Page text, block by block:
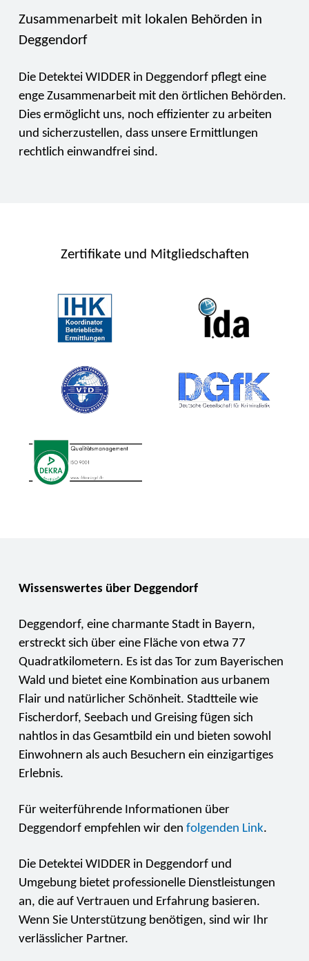
Zusammenarbeit mit lokalen Behörden in
Deggendorf
Die Detektei WIDDER in Deggendorf pflegt eine
enge Zusammenarbeit mit den örtlichen Behörden.
Dies ermöglicht uns, noch effizienter zu arbeiten
und sicherzustellen, dass unsere Ermittlungen
rechtlich einwandfrei sind.
Zertifikate und Mitgliedschaften
Wissenswertes über Deggendorf
Deggendorf, eine charmante Stadt in Bayern,
erstreckt sich über eine Fläche von etwa 77
Quadratkilometern. Es ist das Tor zum Bayerischen
Wald und bietet eine Kombination aus urbanem
Flair und natürlicher Schönheit. Stadtteile wie
Fischerdorf, Seebach und Greising fügen sich
nahtlos in das Gesamtbild ein und bieten sowohl
Einwohnern als auch Besuchern ein einzigartiges
Erlebnis.
Für weiterführende Informationen über
Deggendorf empfehlen wir den folgenden Link.
Die Detektei WIDDER in Deggendorf und
Umgebung bietet professionelle Dienstleistungen
an, die auf Vertrauen und Erfahrung basieren.
Wenn Sie Unterstützung benötigen, sind wir Ihr
verlässlicher Partner.